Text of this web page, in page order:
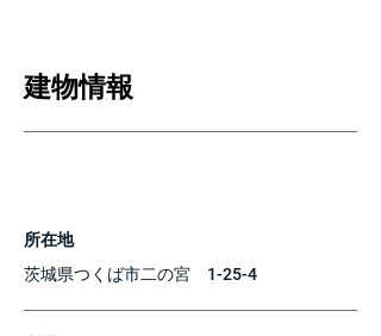
建物情報
所在地
茨城県つくば市二の宮 1-25-4